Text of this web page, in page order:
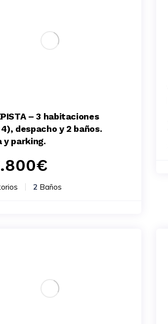
– 3 habitaciones
despacho y 2 baños.
y parking.
€
2 Baños